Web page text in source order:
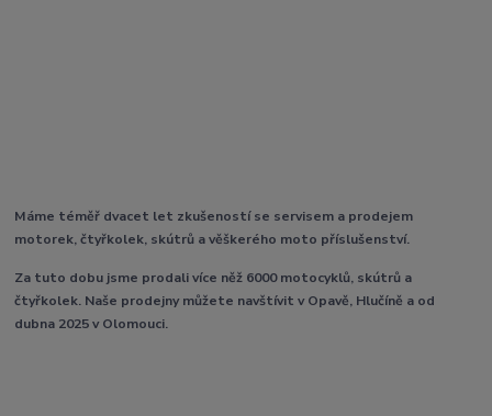
Máme téměř dvacet let zkušeností se servisem a prodejem
motorek, čtyřkolek, skútrů a věškerého moto příslušenství.
Za tuto dobu jsme prodali více něž 6000 motocyklů, skútrů a
čtyřkolek. Naše prodejny můžete navštívit v Opavě, Hlučíně a od
dubna 2025 v Olomouci.